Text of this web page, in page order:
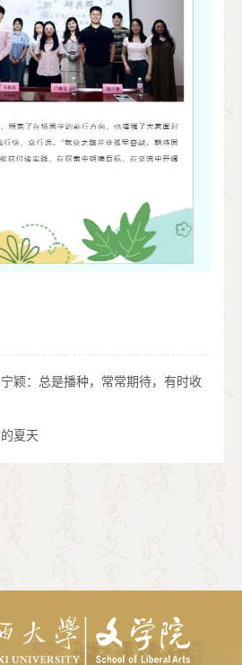
颖：总是播种，常常期待，有时收
夏天